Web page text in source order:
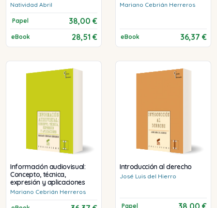
Natividad Abril
Papel 38,00 €
eBook 28,51 €
Mariano Cebrián Herreros
eBook 36,37 €
Información audiovisual:
Concepto, técnica,
expresión y aplicaciones
Mariano Cebrián Herreros
Introducción al derecho
José Luis del Hierro
Papel 38,00 €